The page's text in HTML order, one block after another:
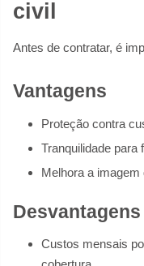
civil
Antes de contratar, é
Vantagens
Proteção contra
Tranquilidade para
Melhora a
Desvantagens
Custos mensais